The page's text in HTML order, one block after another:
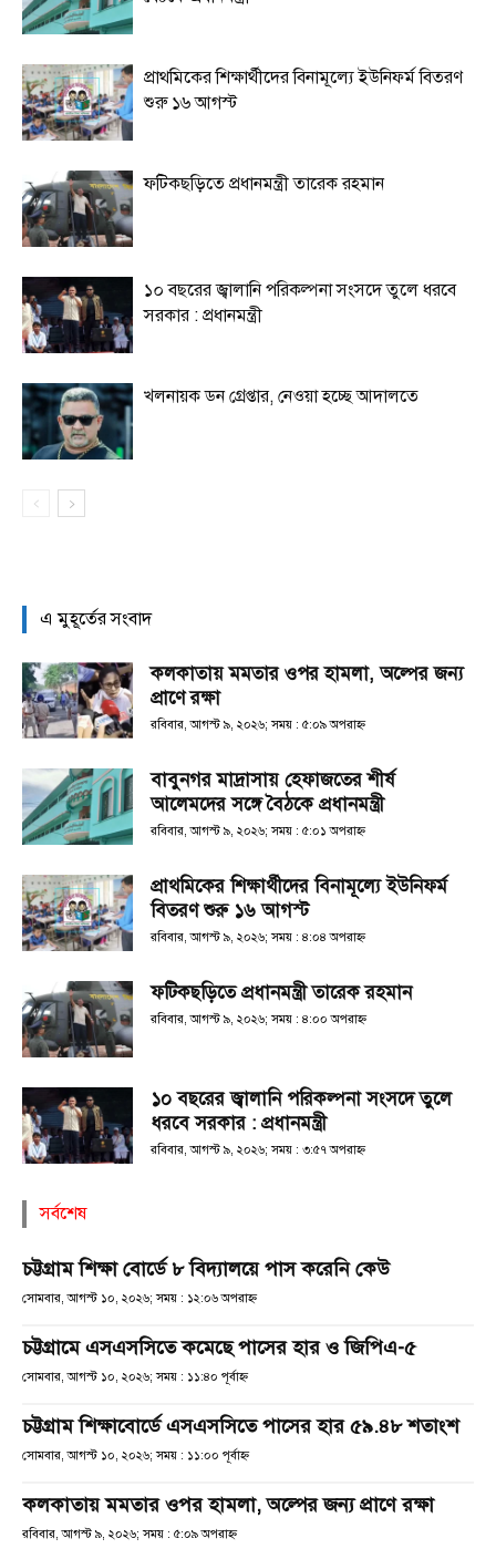
প্রাথমিকের শিক্ষার্থীদের বিনামূল্যে ইউনিফর্ম বিতরণ
শুরু ১৬ আগস্ট
ফটিকছড়িতে প্রধানমন্ত্রী তারেক রহমান
১০ বছরের জ্বালানি পরিকল্পনা সংসদে তুলে ধরবে
সরকার : প্রধানমন্ত্রী
খলনায়ক ডন গ্রেপ্তার, নেওয়া হচ্ছে আদালতে
এ মুহূর্তের সংবাদ
কলকাতায় মমতার ওপর হামলা, অল্পের জন্য
প্রাণে রক্ষা
রবিবার, আগস্ট ৯, ২০২৬; সময় : ৫:০৯ অপরাহ্ণ
বাবুনগর মাদ্রাসায় হেফাজতের শীর্ষ
আলেমদের সঙ্গে বৈঠকে প্রধানমন্ত্রী
রবিবার, আগস্ট ৯, ২০২৬; সময় : ৫:০১ অপরাহ্ণ
প্রাথমিকের শিক্ষার্থীদের বিনামূল্যে ইউনিফর্ম
বিতরণ শুরু ১৬ আগস্ট
রবিবার, আগস্ট ৯, ২০২৬; সময় : ৪:০৪ অপরাহ্ণ
ফটিকছড়িতে প্রধানমন্ত্রী তারেক রহমান
রবিবার, আগস্ট ৯, ২০২৬; সময় : ৪:০০ অপরাহ্ণ
১০ বছরের জ্বালানি পরিকল্পনা সংসদে তুলে
ধরবে সরকার : প্রধানমন্ত্রী
রবিবার, আগস্ট ৯, ২০২৬; সময় : ৩:৫৭ অপরাহ্ণ
সর্বশেষ
চট্টগ্রাম শিক্ষা বোর্ডে ৮ বিদ্যালয়ে পাস করেনি কেউ
সোমবার, আগস্ট ১০, ২০২৬; সময় : ১২:০৬ অপরাহ্ণ
চট্টগ্রামে এসএসসিতে কমেছে পাসের হার ও জিপিএ-৫
সোমবার, আগস্ট ১০, ২০২৬; সময় : ১১:৪০ পূর্বাহ্ণ
চট্টগ্রাম শিক্ষাবোর্ডে এসএসসিতে পাসের হার ৫৯.৪৮ শতাংশ
সোমবার, আগস্ট ১০, ২০২৬; সময় : ১১:০০ পূর্বাহ্ণ
কলকাতায় মমতার ওপর হামলা, অল্পের জন্য প্রাণে রক্ষা
রবিবার, আগস্ট ৯, ২০২৬; সময় : ৫:০৯ অপরাহ্ণ